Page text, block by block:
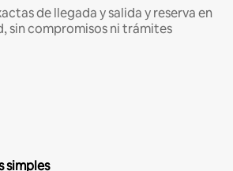
de llegada y salida y reserva en
sin compromisos ni trámites
simples